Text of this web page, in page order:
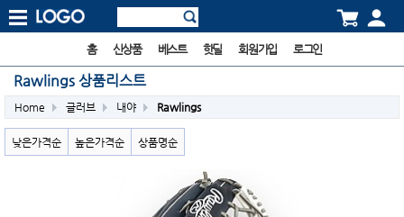
홈 신상품 베스트 핫딜 회원가입 로그인
Rawlings 상품리스트
Home 글러브 내야 Rawlings
낮은가격순 높은가격순 상품명순